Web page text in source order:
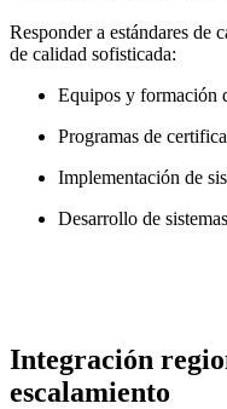
Responder a estándares de
de calidad sofisticada:
Equipos y formación
Programas de
Implementación de
Desarrollo de
Integración
escalamiento